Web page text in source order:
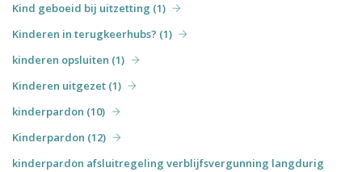
Kind geboeid bij uitzetting (1)
Kinderen in terugkeerhubs? (1)
kinderen opsluiten (1)
Kinderen uitgezet (1)
kinderpardon (10)
Kinderpardon (12)
kinderpardon afsluitregeling verblijfsvergunning langdurig